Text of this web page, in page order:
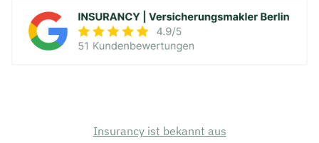
Insurancy ist bekannt aus